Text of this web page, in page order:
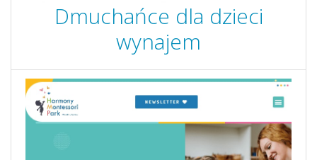
Dmuchańce dla dzieci
wynajem